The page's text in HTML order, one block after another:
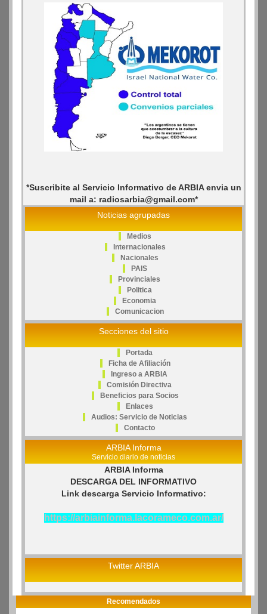
*Suscribite al Servicio Informativo de ARBIA envia un
mail a: radiosarbia@gmail.com*
Noticias agrupadas
Medios
Internacionales
Nacionales
PAIS
Provinciales
Politica
Economia
Comunicacion
Secciones del sitio
Portada
Ficha de Afiliación
Ingreso a ARBIA
Comisión Directiva
Beneficios para Socios
Enlaces
Audios: Servicio de Noticias
Contacto
ARBIA Informa
Servicio diario de noticias
ARBIA Informa
DESCARGA DEL INFORMATIVO
Link descarga Servicio Informativo:
https://arbiainforma.lacorameco.com.ar/
Twitter ARBIA
Recomendados